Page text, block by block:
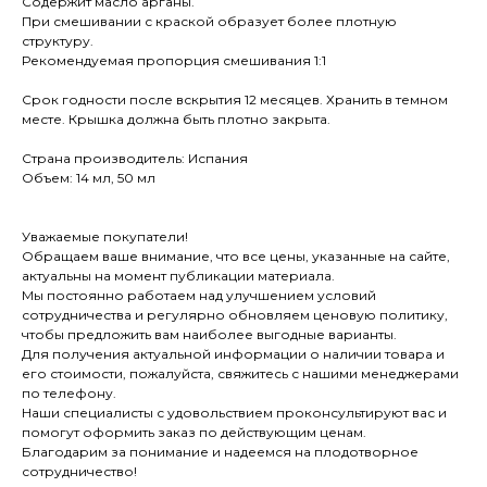
При смешивании с краской образует более плотную
структуру.
Рекомендуемая пропорция смешивания 1:1
Срок годности после вскрытия 12 месяцев. Хранить в темном
месте. Крышка должна быть плотно закрыта.
Страна производитель: Испания
Объем: 14 мл, 50 мл
Уважаемые покупатели!
Обращаем ваше внимание, что все цены, указанные на сайте,
актуальны на момент публикации материала.
Мы постоянно работаем над улучшением условий
сотрудничества и регулярно обновляем ценовую политику,
чтобы предложить вам наиболее выгодные варианты.
Для получения актуальной информации о наличии товара и
его стоимости, пожалуйста, свяжитесь с нашими менеджерами
по телефону.
Наши специалисты с удовольствием проконсультируют вас и
помогут оформить заказ по действующим ценам.
Благодарим за понимание и надеемся на плодотворное
сотрудничество!